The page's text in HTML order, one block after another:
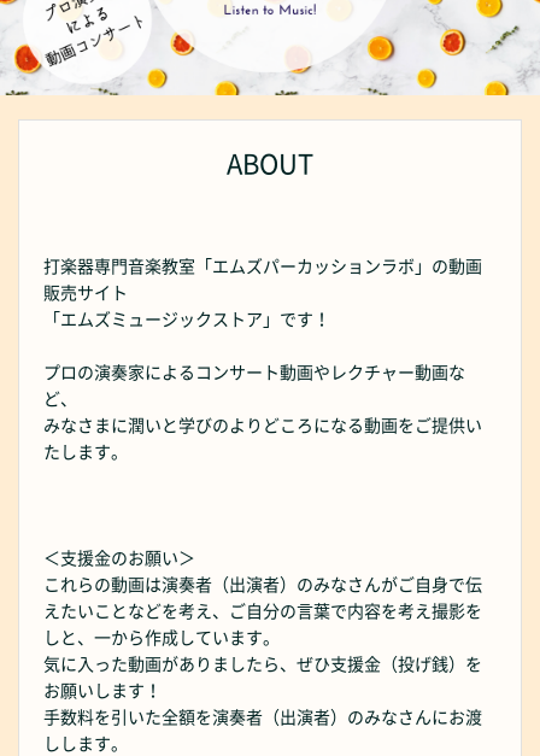
ABOUT
打楽器専門音楽教室「エムズパーカッションラボ」の動画
販売サイト
「エムズミュージックストア」です！
プロの演奏家によるコンサート動画やレクチャー動画な
ど、
みなさまに潤いと学びのよりどころになる動画をご提供い
たします。
＜支援金のお願い＞
これらの動画は演奏者（出演者）のみなさんがご自身で伝
えたいことなどを考え、ご自分の言葉で内容を考え撮影を
しと、一から作成しています。
気に入った動画がありましたら、ぜひ支援金（投げ銭）を
お願いします！
手数料を引いた全額を演奏者（出演者）のみなさんにお渡
しします。